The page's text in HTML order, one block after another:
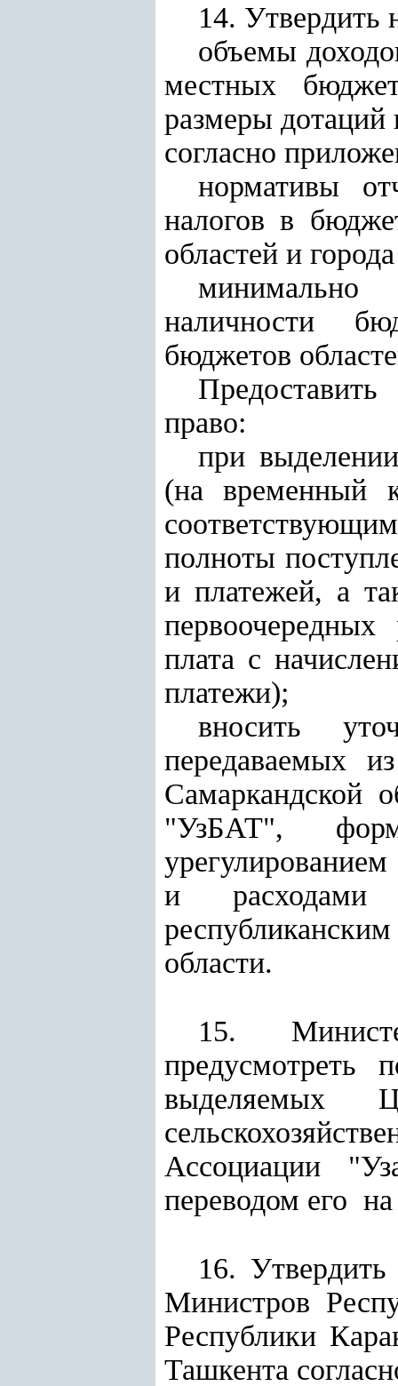
14. Утвердить
объемы
местных
размеры дотаций
согласно
нормативы
налогов в
областей и
минимально
наличности
бюджетов
право:
при
(на временный
полноты
и платежей, а
первоочередных
плата с
платежи);
вносить
передаваемых
Самаркандской
"УзБАТ",
и расходами
области.
15.
предусмотреть
выделяемых
Ассоциации
переводом его
16.
Министров
Республики
Ташкента